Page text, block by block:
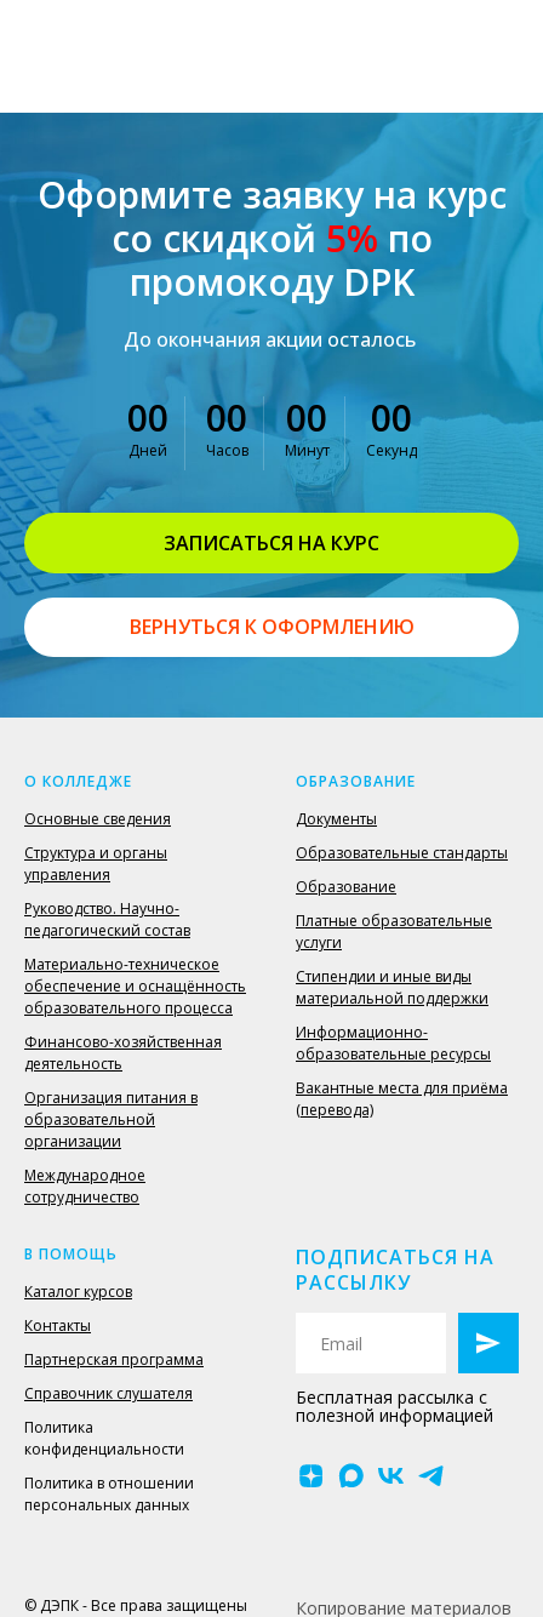
Оформите заявку на курс
со скидкой 5% по
промокоду DPK
До окончания акции осталось
00
Дней
00
Часов
00
Минут
00
Секунд
ЗАПИСАТЬСЯ НА КУРС
ВЕРНУТЬСЯ К ОФОРМЛЕНИЮ
О КОЛЛЕДЖЕ
Основные сведения
Структура и органы
управления
Руководство. Научно-
педагогический состав
Материально-техническое
обеспечение и оснащённость
образовательного процесса
Финансово-хозяйственная
деятельность
Организация питания в
образовательной
организации
Международное
сотрудничество
ОБРАЗОВАНИЕ
Документы
Образовательные стандарты
Образование
Платные образовательные
услуги
Стипендии и иные виды
материальной поддержки
Информационно-
образовательные ресурсы
Вакантные места для приёма
(перевода)
В ПОМОЩЬ
Каталог курсов
Контакты
Партнерская программа
Справочник слушателя
Политика
конфиденциальности
Политика в отношении
персональных данных
ПОДПИСАТЬСЯ НА
РАССЫЛКУ
Бесплатная рассылка с
полезной информацией
© ДЭПК - Все права защищены Копирование материалов